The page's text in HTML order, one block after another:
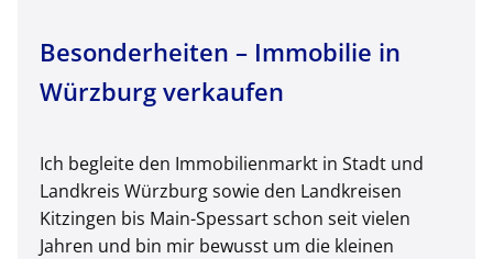
Besonderheiten – Immobilie in
Würzburg verkaufen
Ich begleite den Immobilienmarkt in Stadt und
Landkreis Würzburg sowie den Landkreisen
Kitzingen bis Main-Spessart schon seit vielen
Jahren und bin mir bewusst um die kleinen